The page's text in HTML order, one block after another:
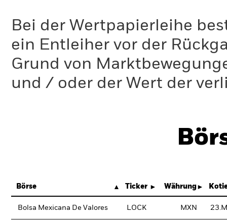
Bei der Wertpapierleihe
ein Entleiher vor der
Grund von
und / oder der Wert der
Börse Ticker Währung
Bolsa Mexicana De Valores LOCK MXN